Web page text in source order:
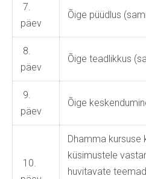
7.
päev
Õige püüdlus
8.
päev
Õige teadlikkus
9.
päev
Õige
10.
Dhamma kursuse
küsimustele
huvitavate